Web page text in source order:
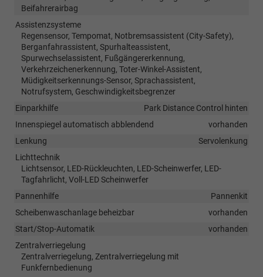
Beifahrerairbag
Assistenzsysteme
Regensensor, Tempomat, Notbremsassistent (City-Safety),
Berganfahrassistent, Spurhalteassistent,
Spurwechselassistent, Fußgängererkennung,
Verkehrzeichenerkennung, Toter-Winkel-Assistent,
Müdigkeitserkennungs-Sensor, Sprachassistent,
Notrufsystem, Geschwindigkeitsbegrenzer
Einparkhilfe
Park Distance Control hinten
Innenspiegel automatisch abblendend
vorhanden
Lenkung
Servolenkung
Lichttechnik
Lichtsensor, LED-Rückleuchten, LED-Scheinwerfer, LED-
Tagfahrlicht, Voll-LED Scheinwerfer
Pannenhilfe
Pannenkit
Scheibenwaschanlage beheizbar
vorhanden
Start/Stop-Automatik
vorhanden
Zentralverriegelung
Zentralverriegelung, Zentralverriegelung mit
Funkfernbedienung